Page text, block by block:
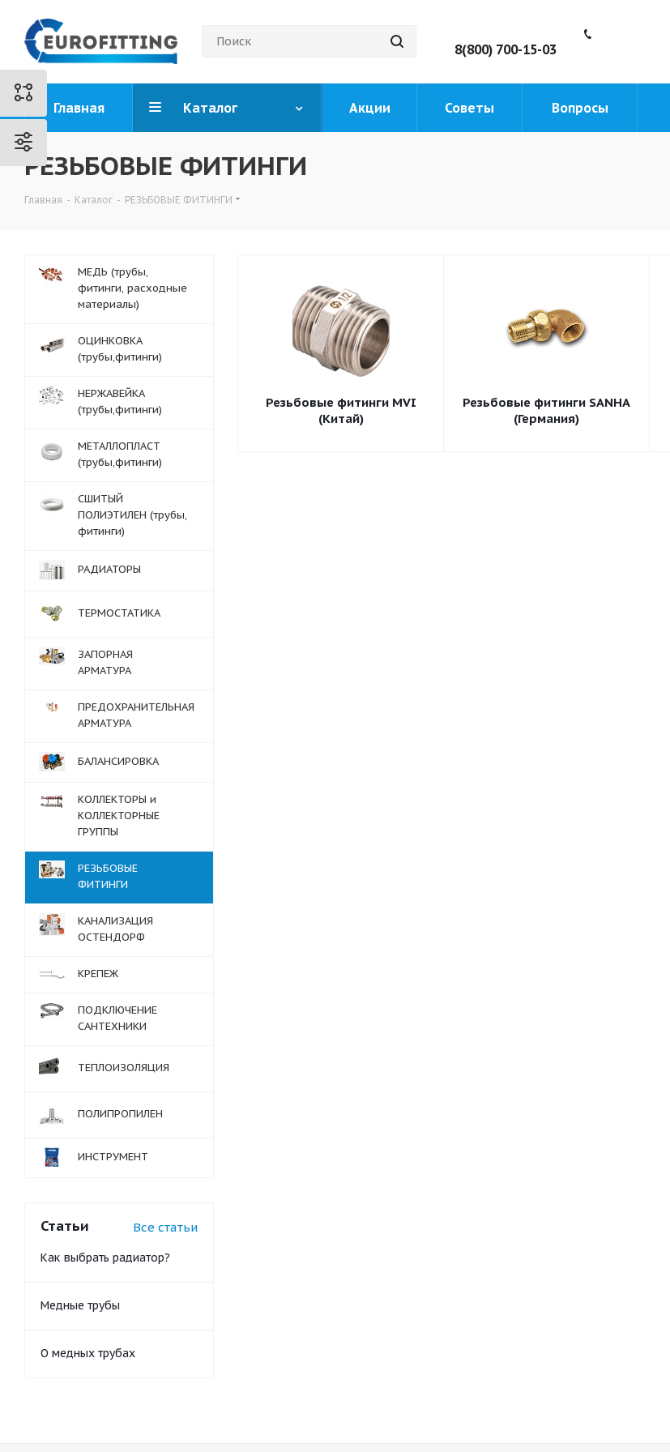
8(800) 700-15-03
Главная Каталог Акции Советы Вопросы
РЕЗЬБОВЫЕ ФИТИНГИ
Главная - Каталог - РЕЗЬБОВЫЕ ФИТИНГИ
Резьбовые фитинги MVI
(Китай)
Резьбовые фитинги SANHA
(Германия)
МЕДЬ (трубы,
фитинги, расходные
материалы)
ОЦИНКОВКА
(трубы,фитинги)
НЕРЖАВЕЙКА
(трубы,фитинги)
МЕТАЛЛОПЛАСТ
(трубы,фитинги)
СШИТЫЙ
ПОЛИЭТИЛЕН (трубы,
фитинги)
РАДИАТОРЫ
ТЕРМОСТАТИКА
ЗАПОРНАЯ
АРМАТУРА
ПРЕДОХРАНИТЕЛЬНАЯ
АРМАТУРА
БАЛАНСИРОВКА
КОЛЛЕКТОРЫ и
КОЛЛЕКТОРНЫЕ
ГРУППЫ
РЕЗЬБОВЫЕ
ФИТИНГИ
КАНАЛИЗАЦИЯ
ОСТЕНДОРФ
КРЕПЕЖ
ПОДКЛЮЧЕНИЕ
САНТЕХНИКИ
ТЕПЛОИЗОЛЯЦИЯ
ПОЛИПРОПИЛЕН
ИНСТРУМЕНТ
Статьи Все статьи
Как выбрать радиатор?
Медные трубы
О медных трубах